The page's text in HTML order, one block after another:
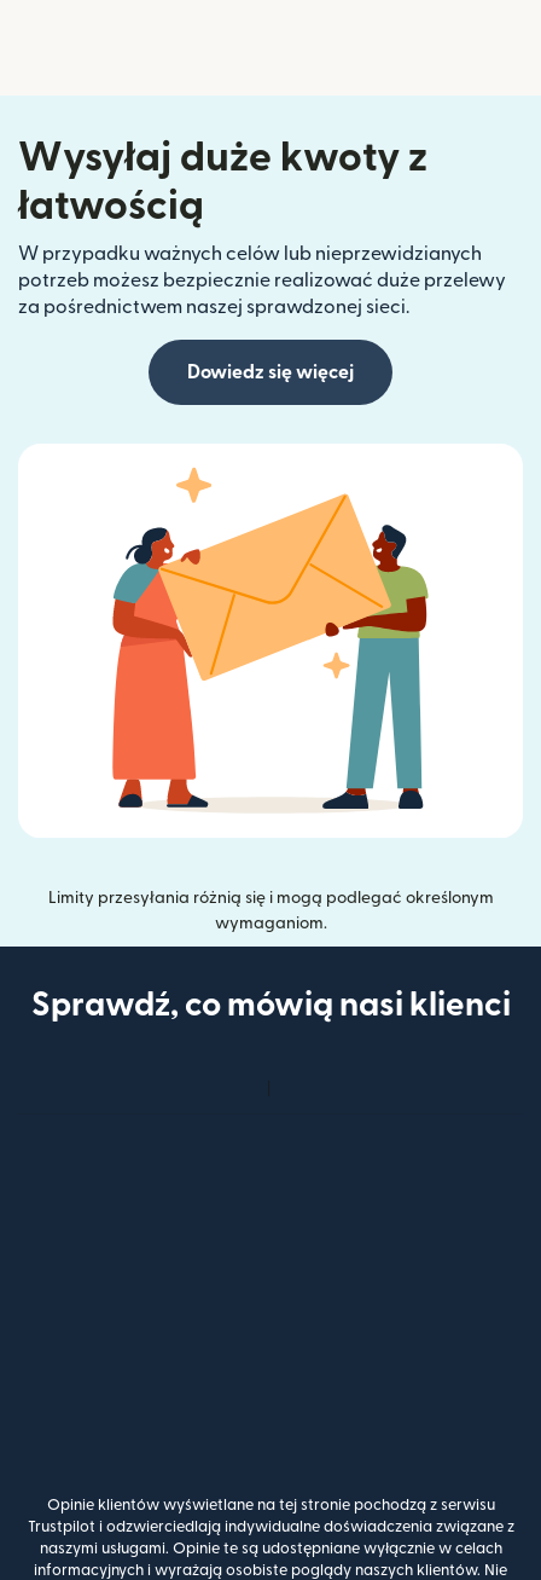
Wysyłaj duże kwoty z
łatwością
W przypadku ważnych celów lub nieprzewidzianych
potrzeb możesz bezpiecznie realizować duże przelewy
za pośrednictwem naszej sprawdzonej sieci.
Dowiedz się więcej
Limity przesyłania różnią się i mogą podlegać określonym
wymaganiom.
Sprawdź, co mówią nasi klienci
Opinie klientów wyświetlane na tej stronie pochodzą z serwisu
Trustpilot i odzwierciedlają indywidualne doświadczenia związane z
naszymi usługami. Opinie te są udostępniane wyłącznie w celach
informacyjnych i wyrażają osobiste poglądy naszych klientów. Nie